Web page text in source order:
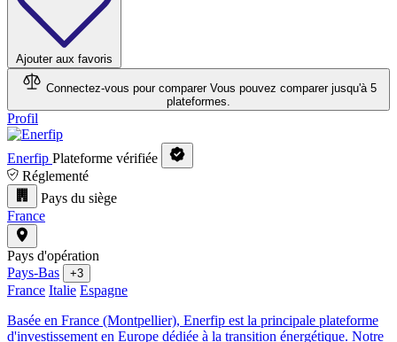
Ajouter aux favoris
Connectez-vous pour comparer Vous pouvez comparer jusqu'à 5
plateformes.
Profil
Enerfip Plateforme vérifiée
Réglementé
Pays du siège
France
Pays d'opération
Pays-Bas
+3
France Italie Espagne
Basée en France (Montpellier), Enerfip est la principale plateforme
d'investissement en Europe dédiée à la transition énergétique. Notre